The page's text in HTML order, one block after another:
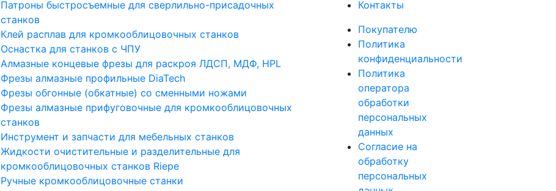
Патроны быстросъемные для сверлильно-присадочных
станков
Клей расплав для кромкооблицовочных станков
Оснастка для станков с ЧПУ
Алмазные концевые фрезы для раскроя ЛДСП, МДФ, HPL
Фрезы алмазные профильные DiaTech
Фрезы обгонные (обкатные) со сменными ножами
Фрезы алмазные прифуговочные для кромкооблицовочных
станков
Инструмент и запчасти для мебельных станков
Жидкости очистительные и разделительные для
кромкооблицовочных станков Riepe
Ручные кромкооблицовочные станки
Контакты
Покупателю
Политика
конфиденциальности
Политика
оператора
обработки
персональных
данных
Согласие на
обработку
персональных